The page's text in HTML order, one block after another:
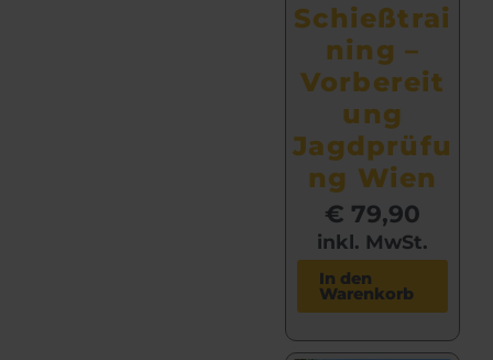
Schießtrai
ning –
Vorbereit
ung
Jagdprüfu
ng Wien
€ 79,90
inkl. MwSt.
In den
Warenkorb